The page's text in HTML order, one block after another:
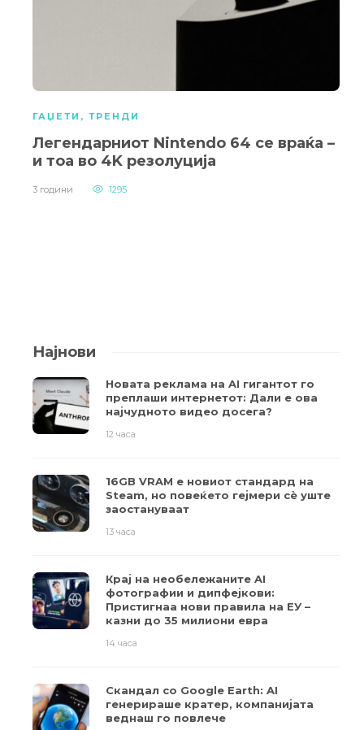
ГАЏЕТИ , ТРЕНДИ
Легендарниот Nintendo 64 се враќа –
и тоа во 4K резолуција
3 години 1295
Најнови
Новата реклама на AI гигантот го
преплаши интернетот: Дали е ова
најчудното видео досега?
12 часа
16GB VRAM е новиот стандард на
Steam, но повеќето гејмери ​​сè уште
заостануваат
13 часа
Крај на необележаните AI
фотографии и дипфејкови:
Пристигнаа нови правила на ЕУ –
казни до 35 милиони евра
14 часа
Скандал со Google Earth: AI
генерираше кратер, компанијата
веднаш го повлече